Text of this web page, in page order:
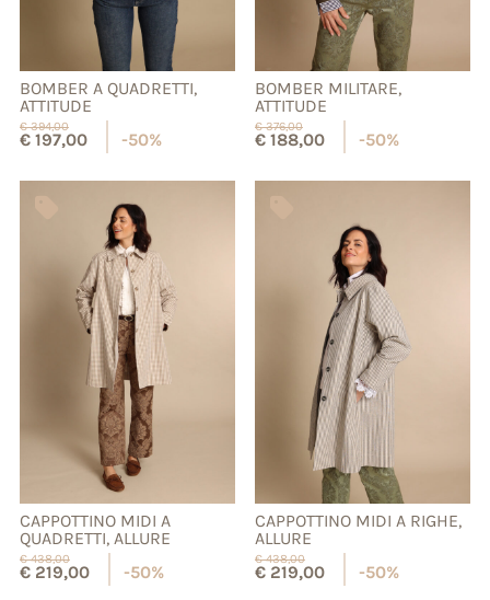
BOMBER A QUADRETTI,
ATTITUDE
€394,00
€197,00 -50%
BOMBER MILITARE,
ATTITUDE
€376,00
€188,00 -50%
CAPPOTTINO MIDI A
QUADRETTI, ALLURE
€438,00
€219,00 -50%
CAPPOTTINO MIDI A RIGHE,
ALLURE
€438,00
€219,00 -50%